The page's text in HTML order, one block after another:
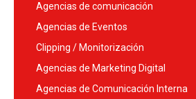
Agencias de comunicación
Agencias de Eventos
Clipping / Monitorización
Agencias de Marketing Digital
Agencias de Comunicación Interna